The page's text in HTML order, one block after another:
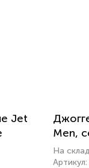
Jet
Men,
На